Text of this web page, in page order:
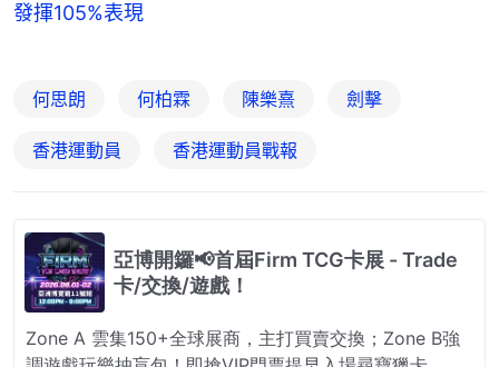
發揮105%表現
何思朗 何柏霖 陳樂熹 劍擊
香港運動員 香港運動員戰報